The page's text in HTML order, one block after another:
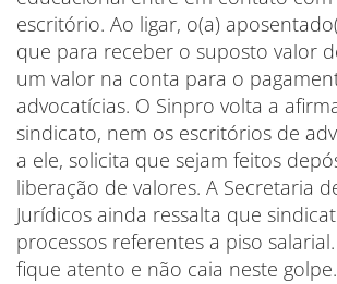
escritório. Ao ligar, o(a)
que para receber o suposto valor
um valor na conta para o
advocatícias. O Sinpro volta a
sindicato, nem os escritórios de
a ele, solicita que sejam feitos
liberação de valores. A Secretaria
Jurídicos ainda ressalta que
processos referentes a piso
fique atento e não caia neste golpe.